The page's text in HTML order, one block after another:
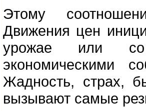
Этому
Движения цен
уpожае или со
экономическими
Жадность, стpах,
вызывают самые